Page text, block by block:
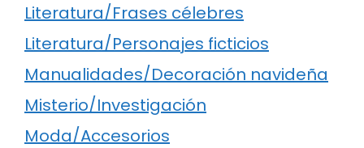
Literatura/Frases célebres
Literatura/Personajes ficticios
Manualidades/Decoración navideña
Misterio/Investigación
Moda/Accesorios